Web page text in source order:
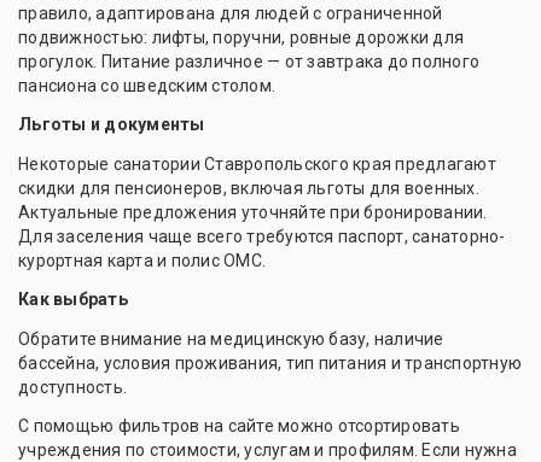
правило, адаптирована для людей с ограниченной
подвижностью: лифты, поручни, ровные дорожки для
прогулок. Питание различное — от завтрака до полного
пансиона со шведским столом.
Льготы и документы
Некоторые санатории Ставропольского края предлагают
скидки для пенсионеров, включая льготы для военных.
Актуальные предложения уточняйте при бронировании.
Для заселения чаще всего требуются паспорт, санаторно-
курортная карта и полис ОМС.
Как выбрать
Обратите внимание на медицинскую базу, наличие
бассейна, условия проживания, тип питания и транспортную
доступность.
С помощью фильтров на сайте можно отсортировать
учреждения по стоимости, услугам и профилям. Если нужна